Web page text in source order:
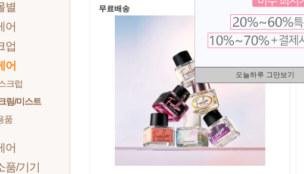
별
어
업
어
크럽
림/미스트
품
어
품/기기
오늘하루 그만보기
무료배송